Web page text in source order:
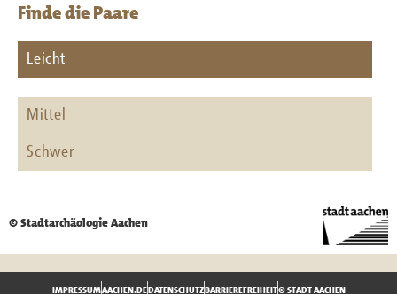
Finde die Paare
Leicht
Mittel
Schwer
© Stadtarchäologie Aachen
IMPRESSUMAACHEN.DEDATENSCHUTZBARRIEREFREIHEIT© STADT AACHEN